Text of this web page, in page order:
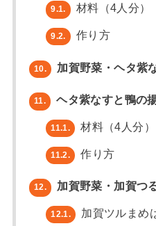
9.1. 材料（4人分）
9.2. 作り方
10. 加賀野菜・ヘタ紫
11. ヘタ紫なすと鴨の
11.1. 材料（4人分）
11.2. 作り方
12. 加賀野菜・加賀つ
12.1.
加賀ツルまめ